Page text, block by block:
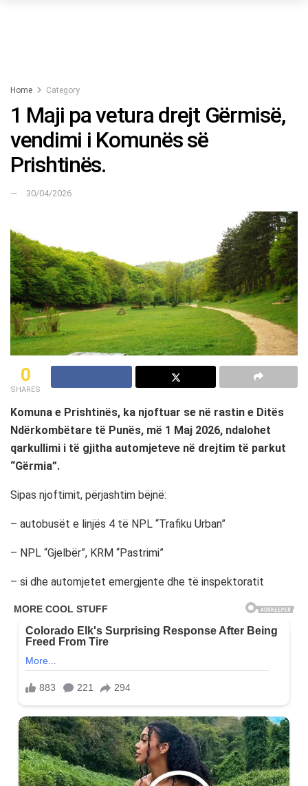
Home Category
1 Maji pa vetura drejt Gërmisë,
vendimi i Komunës së
Prishtinës.
30/04/2026
0
SHARES
Komuna e Prishtinës, ka njoftuar se në rastin e Ditës
Ndërkombëtare të Punës, më 1 Maj 2026, ndalohet
qarkullimi i të gjitha automjeteve në drejtim të parkut
“Gërmia”.
Sipas njoftimit, përjashtim bëjnë:
– autobusët e linjës 4 të NPL “Trafiku Urban”
– NPL “Gjelbër”, KRM “Pastrimi”
– si dhe automjetet emergjente dhe të inspektoratit